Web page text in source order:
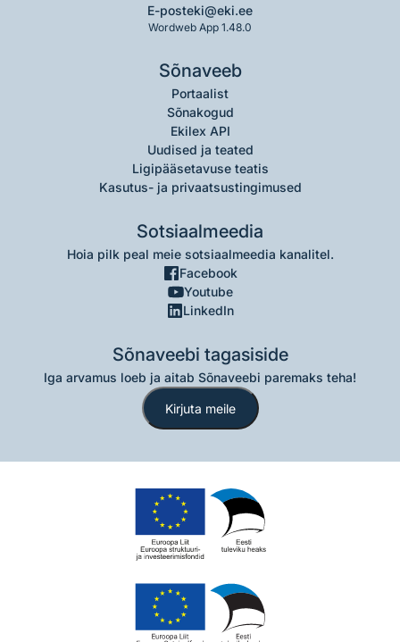
E-posteki@eki.ee
Wordweb App 1.48.0
Sõnaveeb
Portaalist
Sõnakogud
Ekilex API
Uudised ja teated
Ligipääsetavuse teatis
Kasutus- ja privaatsustingimused
Sotsiaalmeedia
Hoia pilk peal meie sotsiaalmeedia kanalitel.
Facebook
Youtube
LinkedIn
Sõnaveebi tagasiside
Iga arvamus loeb ja aitab Sõnaveebi paremaks teha!
Kirjuta meile